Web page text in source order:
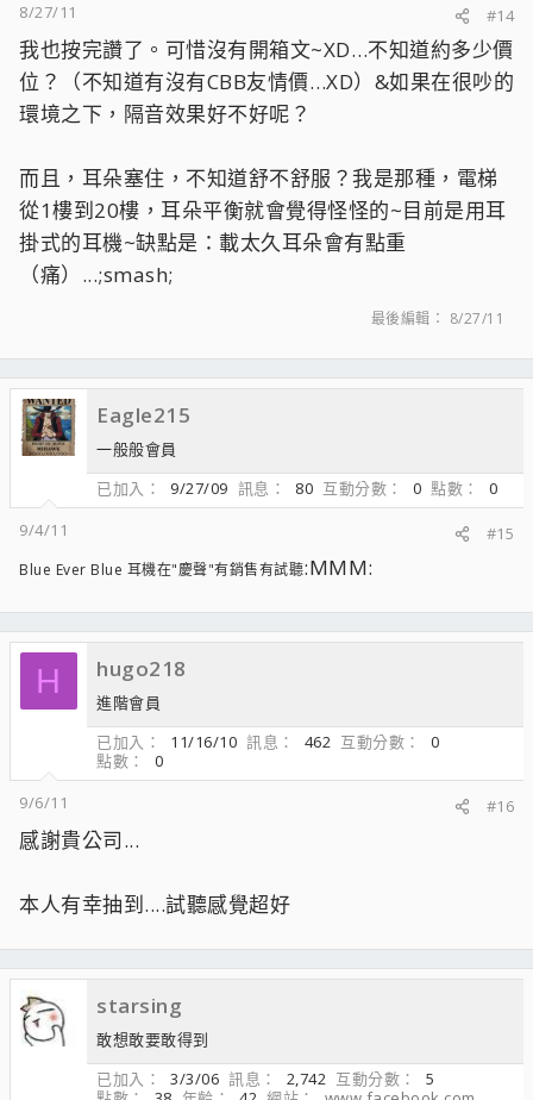
8/27/11
#14
我也按完讚了。可惜沒有開箱文~XD…不知道約多少價
位？（不知道有沒有CBB友情價…XD）&如果在很吵的
環境之下，隔音效果好不好呢？
而且，耳朵塞住，不知道舒不舒服？我是那種，電梯
從1樓到20樓，耳朵平衡就會覺得怪怪的~目前是用耳
掛式的耳機~缺點是：載太久耳朵會有點重
（痛）...;smash;
最後編輯： 8/27/11
Eagle215
一般般會員
已加入
9/27/09 訊息 80 互動分數 0 點數
0
9/4/11
#15
Blue Ever Blue 耳機在"慶聲"有銷售有試聽:MMM:
H hugo218
進階會員
已加入
11/16/10 訊息 462 互動分數
0
點數
0
9/6/11
#16
感謝貴公司...
本人有幸抽到....試聽感覺超好
starsing
敢想敢要敢得到
已加入
3/3/06 訊息 2,742 互動分數
5